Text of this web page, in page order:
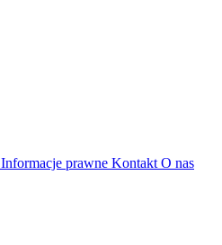
Informacje prawne Kontakt O nas